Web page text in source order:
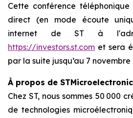
Cette conférence
direct (en mode écoute
internet de ST à
https://investors.st.com et sera
par la suite jusqu’au 7 novembre
À propos de
Chez ST, nous sommes 50 000
de technologies